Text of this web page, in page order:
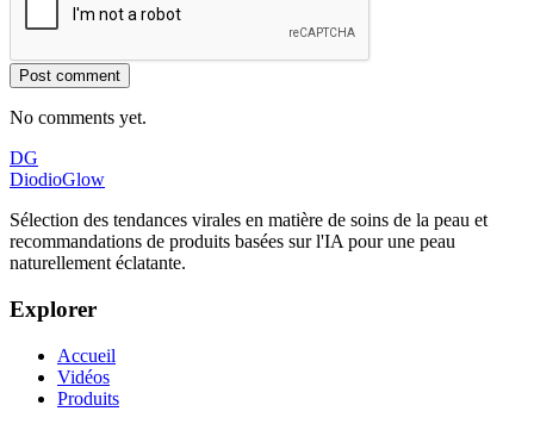
Post comment
No comments yet.
DG
DiodioGlow
Sélection des tendances virales en matière de soins de la peau et
recommandations de produits basées sur l'IA pour une peau
naturellement éclatante.
Explorer
Accueil
Vidéos
Produits